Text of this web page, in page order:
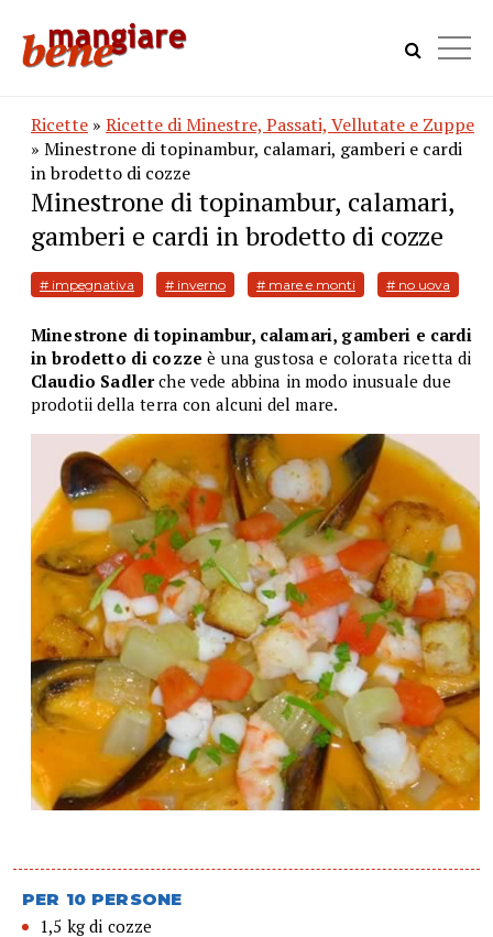
Ricette » Ricette di Minestre, Passati, Vellutate e Zuppe
» Minestrone di topinambur, calamari, gamberi e cardi
in brodetto di cozze
Minestrone di topinambur, calamari,
gamberi e cardi in brodetto di cozze
# impegnativa # inverno # mare e monti # no uova
Minestrone di topinambur, calamari, gamberi e cardi
in brodetto di cozzeè una gustosa e colorata ricetta di
Claudio Sadlerche vede abbina in modo inusuale due
prodotii della terra con alcuni del mare.
PER 10 PERSONE
1,5 kg di cozze